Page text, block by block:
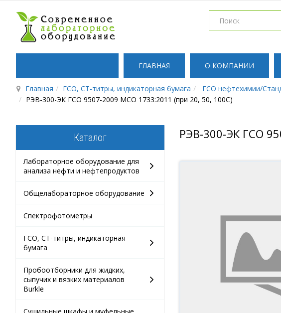
ГЛАВНАЯ О КОМПАНИИ
Главная ГСО, СТ-титры, индикаторная бумага ГСО нефтехимии/
РЭВ-300-ЭК ГСО 9507-2009 МСО 1733:2011 (при 20, 50, 100С)
РЭВ-300-ЭК ГСО
Каталог
Лабораторное оборудование для
анализа нефти и нефтепродуктов
Общелабораторное оборудование
Спектрофотометры
ГСО, СТ-титры, индикаторная
бумага
Пробоотборники для жидких,
сыпучих и вязких материалов
Burkle